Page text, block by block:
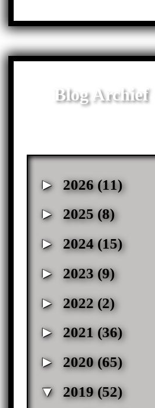
Blog Archief
► 2026(11)
► 2025(8)
► 2024(15)
► 2023(9)
► 2022(2)
► 2021(36)
► 2020(65)
▼ 2019(52)